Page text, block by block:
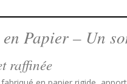
Papier – Un
raffinée